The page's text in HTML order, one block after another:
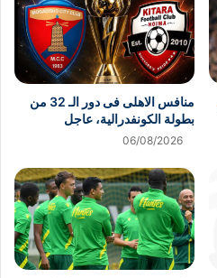
منافس الاهلى فى دور الـ 32 من
بطولة الكونفدرالية، عاجل
06/08/2026